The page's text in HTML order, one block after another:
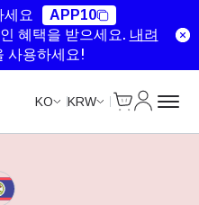
세요
APP10
혜택을 받으세요. 내려
사용하세요!
KO KRW